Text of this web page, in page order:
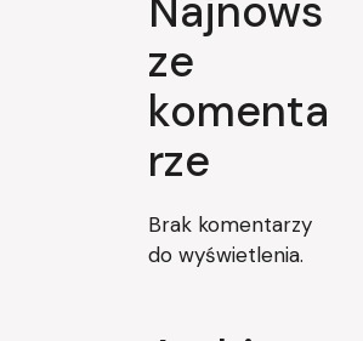
Najnows
ze
komenta
rze
Brak komentarzy
do wyświetlenia.